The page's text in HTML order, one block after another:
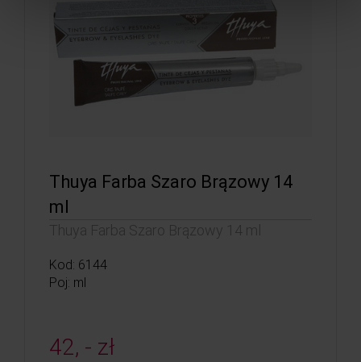
Thuya Farba Szaro Brązowy 14
ml
Thuya Farba Szaro Brązowy 14 ml
Kod: 6144
Poj: ml
42, - zł